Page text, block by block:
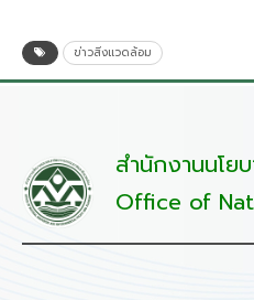
ข่าวสิ่งแวดล้อม
สำนักงานนโย
Office of